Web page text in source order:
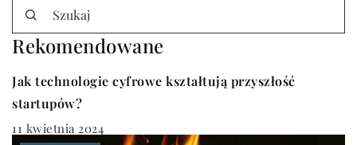
Rekomendowane
INNE
Jak technologie cyfrowe kształtują przyszłość
startupów?
11 kwietnia 2024